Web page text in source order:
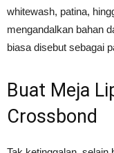
whitewash, patina,
mengandalkan bahan
biasa disebut sebagai
Buat Meja
Crossbond